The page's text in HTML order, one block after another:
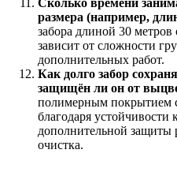
размера (например,
забора длиной 30
зависит от сложности
дополнительных работ.
Как долго забор
защищён ли он от
полимерным покрытием
благодаря устойчивости
дополнительной защиты
очистка.